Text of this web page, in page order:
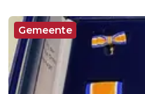
Gemeente